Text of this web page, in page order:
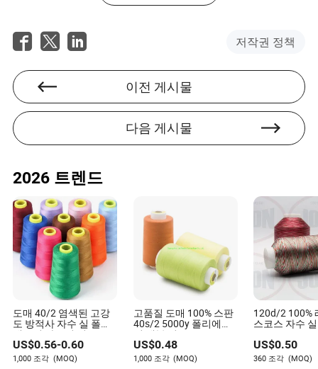
Q: 폴리에스터 필라멘트 재봉 실은 야외 조건을 견딜 수 있
A: 예, 높은 강도와 UV 광선 및 습기에 대한 저항성 덕분에
Q: 실의 두께가 재봉에 어떤 영향을 미치나요?
두꺼운 실은 더 강한 솔기를 제공하는 반면, 더 가는 실은 더
섬세한 마감을 제공합니다. 적절한 두께를 선택하는 것은
프로젝트의 요구 사항에 따라 다릅니다.
Karter Levy
작가
카터 레비는 섬유 산업 내 재고 관리에 특화된 숙련된
작가입니다. 섬유 물류와 공급망 역학에 대한 깊은 이해
를 바탕으로, 카터는 재고 프로세스 최적화에 대한 귀중
한 통찰력을 제공합니다.
저작권 정책
이전 게시물
다음 게시물
2026 트렌드
도매 40/2 염색된 고강
도 방적사 자수 실 폴리
에스터 바느질 실
US$0.56-0.60
1,000 조각 (MOQ)
고품질 도매 100% 스판
40s/2 5000y 폴리에스
터 재봉 실
US$0.48
1,000 조각 (MOQ)
120d/2 100%
스코스 자수 실
US$0.50
360 조각 (MOQ)